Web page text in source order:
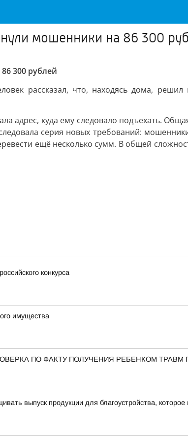
мошенники на 86 300
300 рублей
рассказал, что, находясь дома,
адрес, куда ему следовало подъехать.
серия новых требований:
ещё несколько сумм. В общей
конкурса
имущества
ПО ФАКТУ ПОЛУЧЕНИЯ РЕБЕНКОМ ТРАВМ
выпуск продукции для благоустройства,